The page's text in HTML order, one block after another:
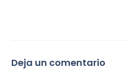
Deja un comentario